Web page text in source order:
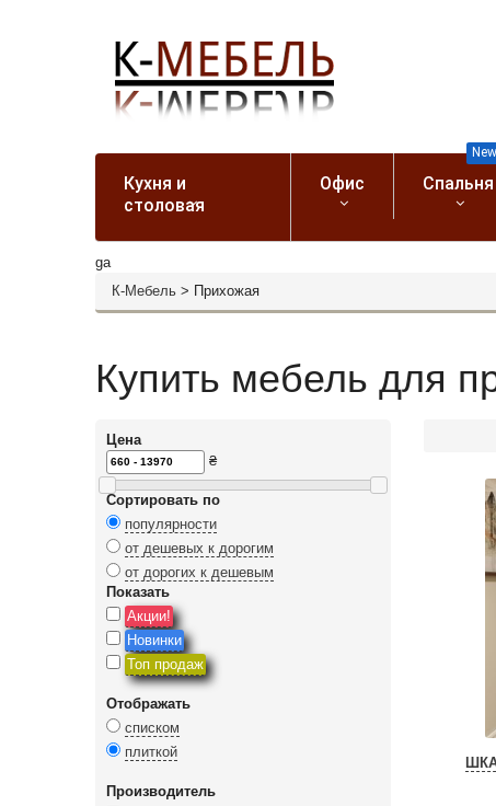
Кухня и
столовая
Офис Спальня
ga
К-Мебель > Прихожая
Купить мебель для
Цена
₴
Сортировать по
популярности
от дешевых к дорогим
от дорогих к дешевым
Показать
Акции!
Новинки
Топ продаж
Отображать
списком
плиткой
Производитель